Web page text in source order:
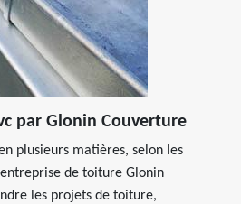
par Glonin Couverture
plusieurs matières, selon les
de toiture Glonin
les projets de toiture,